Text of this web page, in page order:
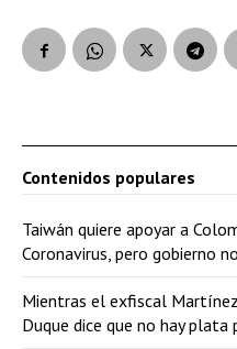
Contenidos populares
Taiwán quiere apoyar a
Coronavirus, pero gobierno
Mientras el exfiscal
Duque dice que no hay